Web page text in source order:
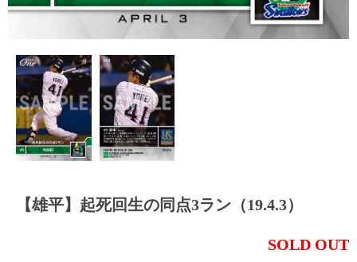
【雄平】起死回生の同点3ラン（19.4.3）
SOLD OUT